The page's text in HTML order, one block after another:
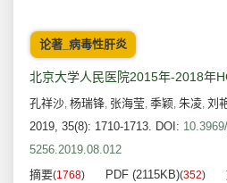
论著_病毒性肝炎
北京大学人民医院2015年-2018年
孔祥沙, 杨瑞锋, 张海莹, 季颖, 朱凌, 刘
2019, 35(8): 1710-1713. DOI:
5256.2019.08.012
摘要(1768) PDF (2115KB)(352)